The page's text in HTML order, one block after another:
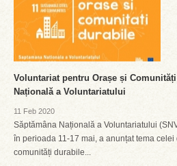
Voluntariat pentru Orașe și
Națională a Voluntariatului
11 Feb 2020
Săptămâna Națională a Voluntariatului
în perioada 11-17 mai, a anunțat tema
comunități durabile...